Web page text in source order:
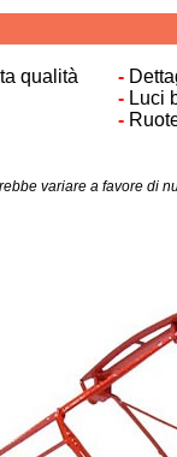
qualità
-
- Luci
-
variare a favore di